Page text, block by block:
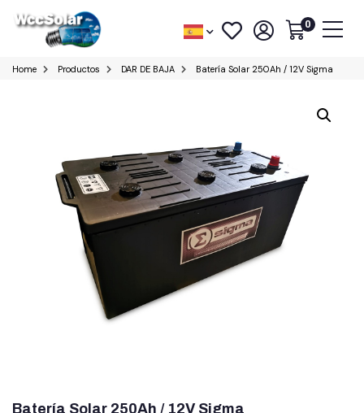
0
Home Productos DAR DE BAJA Batería Solar 250Ah / 12V Sigma
Batería Solar 250Ah / 12V Sigma